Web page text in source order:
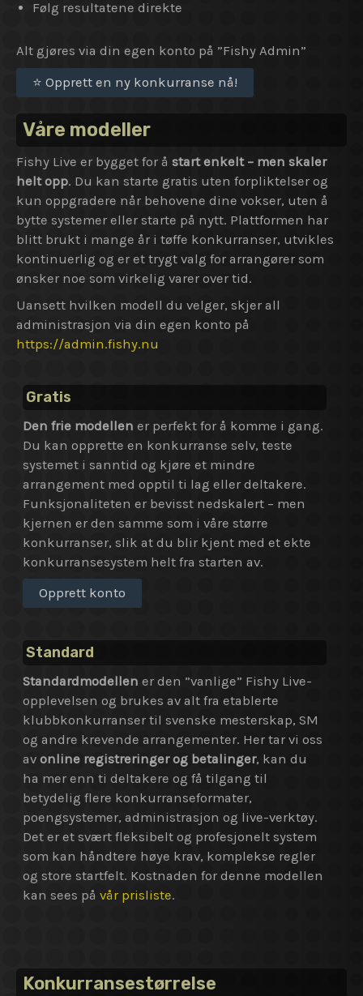
Følg resultatene direkte
Alt gjøres via din egen konto på ”Fishy Admin”
⭐ Opprett en ny konkurranse nå!
Våre modeller
Fishy Live er bygget for å start enkelt – men skaler
helt opp. Du kan starte gratis uten forpliktelser og
kun oppgradere når behovene dine vokser, uten å
bytte systemer eller starte på nytt. Plattformen har
blitt brukt i mange år i tøffe konkurranser, utvikles
kontinuerlig og er et trygt valg for arrangører som
ønsker noe som virkelig varer over tid.
Uansett hvilken modell du velger, skjer all
administrasjon via din egen konto på
https://admin.fishy.nu
Gratis
Den frie modellen er perfekt for å komme i gang.
Du kan opprette en konkurranse selv, teste
systemet i sanntid og kjøre et mindre
arrangement med opptil ti lag eller deltakere.
Funksjonaliteten er bevisst nedskalert – men
kjernen er den samme som i våre større
konkurranser, slik at du blir kjent med et ekte
konkurransesystem helt fra starten av.
Opprett konto
Standard
Standardmodellen er den ”vanlige” Fishy Live-
opplevelsen og brukes av alt fra etablerte
klubbkonkurranser til svenske mesterskap, SM
og andre krevende arrangementer. Her tar vi oss
av online registreringer og betalinger, kan du
ha mer enn ti deltakere og få tilgang til
betydelig flere konkurranseformater,
poengsystemer, administrasjon og live-verktøy.
Det er et svært fleksibelt og profesjonelt system
som kan håndtere høye krav, komplekse regler
og store startfelt. Kostnaden for denne modellen
kan sees på vår prisliste.
Konkurransestørrelse